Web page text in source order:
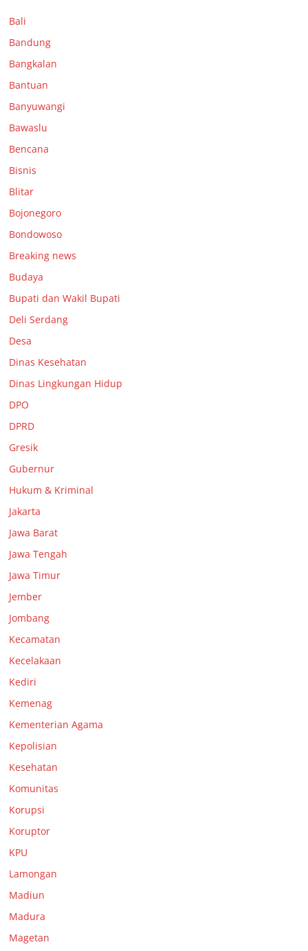
Bali
Bandung
Bangkalan
Bantuan
Banyuwangi
Bawaslu
Bencana
Bisnis
Blitar
Bojonegoro
Bondowoso
Breaking news
Budaya
Bupati dan Wakil Bupati
Deli Serdang
Desa
Dinas Kesehatan
Dinas Lingkungan Hidup
DPO
DPRD
Gresik
Gubernur
Hukum & Kriminal
Jakarta
Jawa Barat
Jawa Tengah
Jawa Timur
Jember
Jombang
Kecamatan
Kecelakaan
Kediri
Kemenag
Kementerian Agama
Kepolisian
Kesehatan
Komunitas
Korupsi
Koruptor
KPU
Lamongan
Madiun
Madura
Magetan